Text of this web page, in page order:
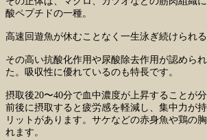
酸ペプチドの一種。
高速回遊魚が休むことなく一生泳ぎ続けられる
その高い抗酸化作用や尿酸除去作用が認めら
た。吸収性に優れているのも特長です。
摂取後20〜40分で血中濃度が上昇することが
前後に摂取すると疲労感を軽減し、集中力が
リットがあります。サケなどの赤身魚や鶏の
れます。